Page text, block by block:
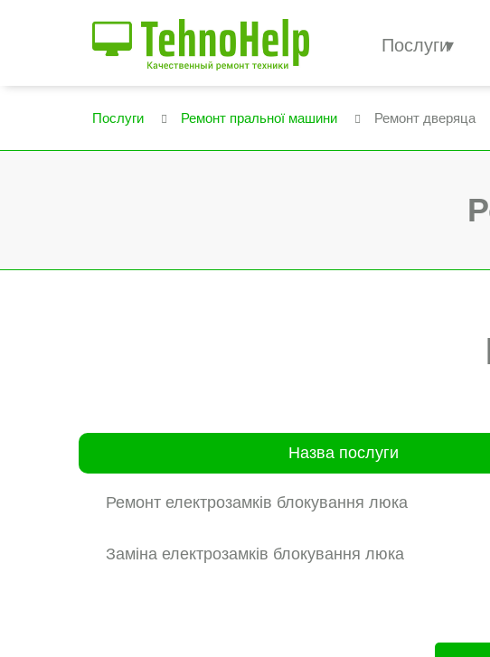
Послуги
Послуги Ремонт пральної машини Ремонт дверяца
Назва послуги
Ремонт електрозамків блокування люка
Заміна електрозамків блокування люка